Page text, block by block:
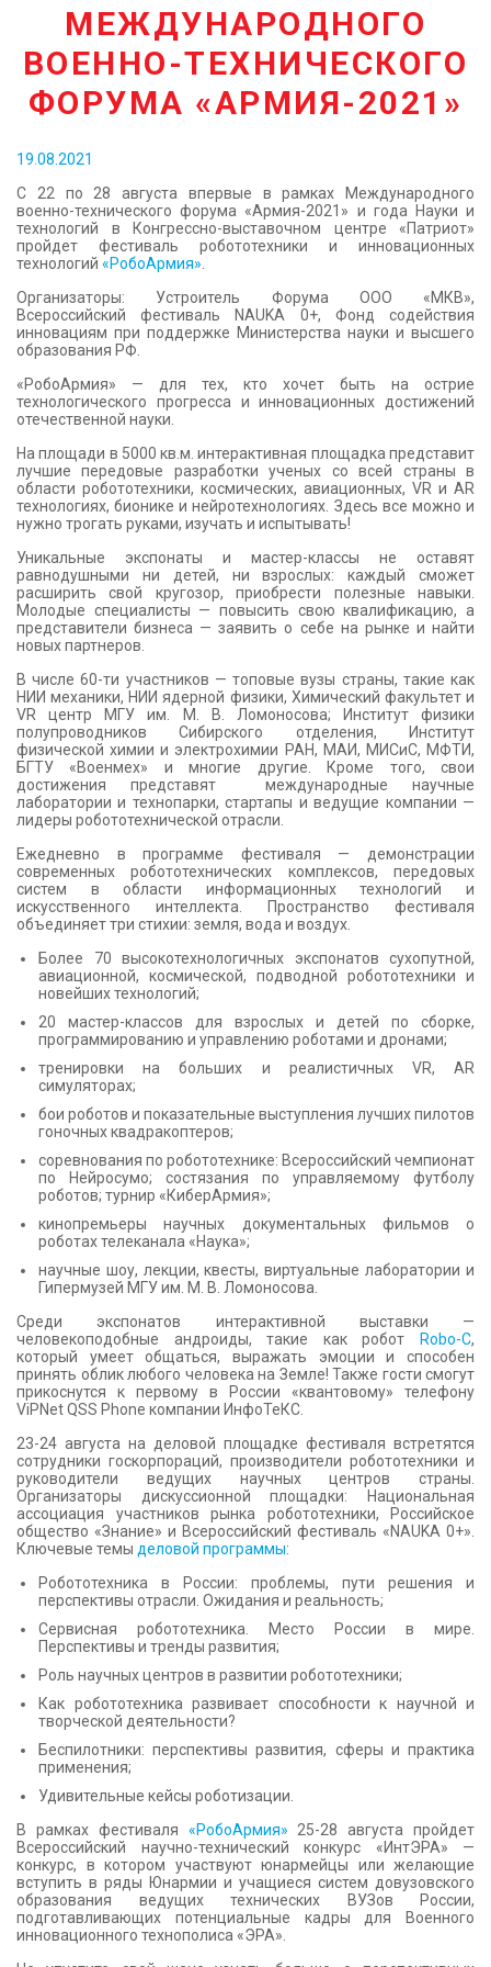
КОНТАКТЫ
МЕЖДУНАРОДНОГО
ВОЕННО-ТЕХНИЧЕСКОГО
ФОРУМА «АРМИЯ-2021»
19.08.2021
С 22 по 28 августа впервые в рамках Международного
военно-технического форума «Армия-2021» и года Науки и
технологий в Конгрессно-выставочном центре «Патриот»
пройдет фестиваль робототехники и инновационных
технологий «РобоАрмия»
Организаторы: Устроитель Форума ООО «МКВ»,
Всероссийский фестиваль NAUKA 0+, Фонд содействия
инновациям при поддержке Министерства науки и высшего
образования РФ.
«РобоАрмия» — для тех, кто хочет быть на острие
технологического прогресса и инновационных достижений
отечественной науки.
На площади в 5000 кв.м. интерактивная площадка представит
лучшие передовые разработки ученых со всей страны в
области робототехники, космических, авиационных, VR и AR
технологиях, бионике и нейротехнологиях. Здесь все можно и
нужно трогать руками, изучать и испытывать!
Уникальные экспонаты и мастер-классы не оставят
равнодушными ни детей, ни взрослых: каждый сможет
расширить свой кругозор, приобрести полезные навыки.
Молодые специалисты — повысить свою квалификацию,а
представители бизнеса — заявить о себе на рынке и найти
новых партнеров.
В числе 60-ти участников — топовые вузы страны, такие как
НИИ механики, НИИ ядерной физики, Химический факультет и
VR центр МГУ им. М. В. Ломоносова; Институт физики
полупроводников Сибирского отделения, Институт
физической химии и электрохимии РАН, МАИ, МИСиС, МФТИ,
БГТУ «Военмех» и многие другие. Кроме того, свои
достижения представят международные научные
лаборатории и технопарки, стартапы и ведущие компании —
лидеры робототехнической отрасли.
Ежедневно в программе фестиваля — демонстрации
современных робототехнических комплексов, передовых
систем в области информационных технологий и
искусственного интеллекта. Пространство фестиваля
объединяет три стихии: земля, вода и воздух.
Более 70 высокотехнологичных экспонатов сухопутной,
авиационной, космической, подводной робототехники и
новейших технологий;
20 мастер-классов для взрослых и детей по сборке,
программированию и управлению роботами и дронами;
тренировки на больших и реалистичных VR, AR
симуляторах;
бои роботов и показательные выступления лучших пилотов
гоночных квадракоптеров;
соревнования по робототехнике: Всероссийский чемпионат
по Нейросумо; состязания по управляемому футболу
роботов; турнир «КиберАрмия»;
кинопремьеры научных документальных фильмов о
роботах телеканала «Наука»;
научные шоу, лекции, квесты, виртуальные лаборатории и
Гипермузей МГУ им. М. В. Ломоносова.
Среди экспонатов интерактивной выставки —
человекоподобные андроиды, такие какробот Robo-C,
который умеет общаться, выражать эмоции и способен
принять облик любого человека на Земле! Также гости смогут
прикоснутся к первому в России «квантовому» телефону
ViPNet QSS Phone компании ИнфоТеКС.
23-24 августа на деловой площадке фестиваля встретятся
сотрудники госкорпораций, производители робототехники и
руководители ведущих научных центров страны.
Организаторы дискуссионной площадки: Национальная
ассоциация участников рынка робототехники, Российское
общество «Знание» и Всероссийский фестиваль «NAUKA 0+».
Ключевые темы деловой программы:
Робототехника в России: проблемы, пути решения и
перспективы отрасли. Ожидания и реальность;
Сервисная робототехника. Место России в мире.
Перспективы и тренды развития;
Роль научных центров в развитии робототехники;
Как робототехника развивает способности к научной и
творческой деятельности?
Беспилотники: перспективы развития, сферы и практика
применения;
Удивительные кейсы роботизации.
В рамках фестиваля «РобоАрмия» 25-28 августа пройдет
Всероссийский научно-технический конкурс «ИнтЭРА» —
конкурс, в котором участвуют юнармейцы или желающие
вступить в ряды Юнармии и учащиеся систем довузовского
образования ведущих технических ВУЗов России,
подготавливающих потенциальные кадры для Военного
инновационного технополиса «ЭРА».